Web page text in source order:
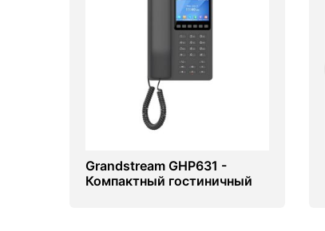
Grandstream GHP631 -
Компактный гостиничный